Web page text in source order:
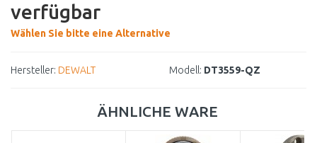
verfügbar
Wählen Sie bitte eine Alternative
Hersteller: DEWALT Modell: DT3559-QZ
ÄHNLICHE WARE